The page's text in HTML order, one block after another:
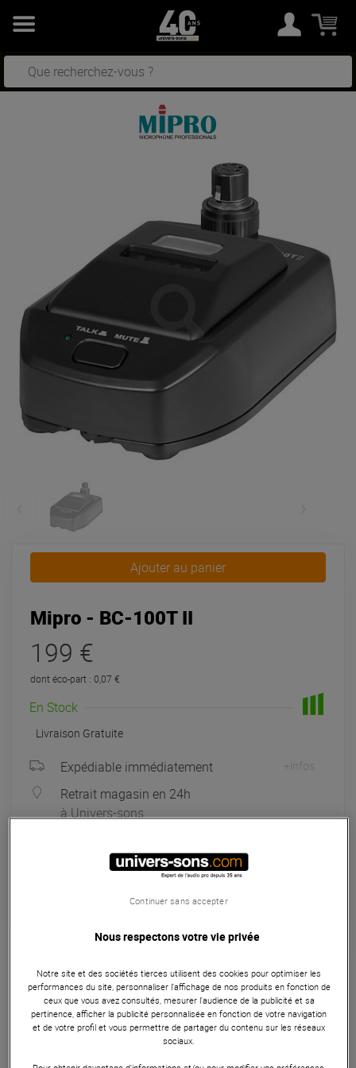
Ajouter au panier
Mipro - BC-100T II
199 €
dont éco-part : 0,07 €
En Stock
Livraison Gratuite
Expédiable immédiatement +infos
Retrait magasin en 24h
à Univers-sons
4x 10x 12x
/ mois
Apport initial :
Coût de financement :
Eligible à la Garantie Sérénité
Microphones
Le Mipro BC-100T II est un microphone de conférence à
condensateur avec directivité cardioïde et émetteur de
Nous respectons votre vie privée
Notre site et des sociétés tierces utilisent des cookies pour optimiser les
performances du site, personnaliser l’affichage de nos produits en fonction de
ceux que vous avez consultés, mesurer l'audience de la publicité et sa
pertinence, afficher la publicité personnalisée en fonction de votre navigation
et de votre profil et vous permettre de partager du contenu sur les réseaux
sociaux.
Continuer sans accepter